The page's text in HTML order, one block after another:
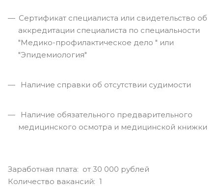
Сертификат специалиста или свидетельство об
аккредитации специалиста по специальности
"Медико-профилактическое дело " или
"Эпидемиология"
Наличие справки об отсутствии судимости
Наличие обязательного предварительного
медицинского осмотра и медицинской книжки
Заработная плата: от 30 000 рублей
Количество вакансий: 1